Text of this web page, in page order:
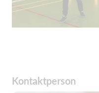
Kontaktperson